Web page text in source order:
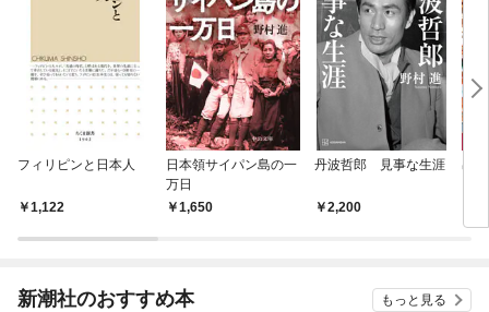
フィリピンと日本人
1,122
日本領サイパン島の一
万日
1,650
丹波哲郎 見事な生涯
2,200
出
新潮社のおすすめ本 もっと見る